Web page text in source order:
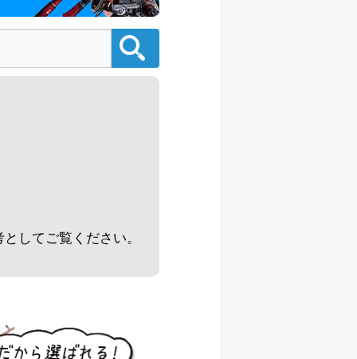
08/02
08/02
08/02
円
円
してご覧ください。